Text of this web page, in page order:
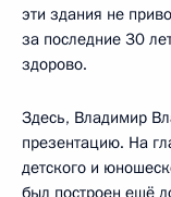
эти здания не
за последние 30
здорово.
Здесь, Владимир
презентацию. На
детского и
был построен ещё